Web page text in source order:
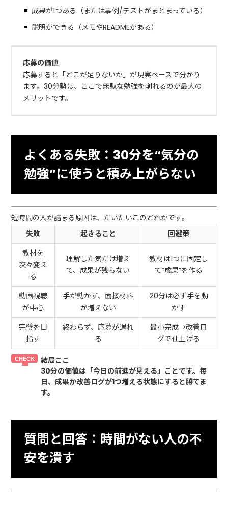
成果が1つある（または事例/テストがまとまっている）
説明ができる（メモやREADMEがある）
応募の価値
応募すると「どこが足りないか」が現実ベースで分かり
ます。30分勢は、ここで無駄な勉強を削れるのが最大の
メリットです。
よくある失敗：30分を“気分の
勉強”に使うと積み上がらない
短時間の人が詰まる原因は、だいたいこのどれかです。
失敗
起きること
回避策
教材を
次々変え
る
理解した気だけ増え
て、成果が残らない
教材は1つに固定し
て“成果”を作る
動画視聴
が中心
手が動かず、面接材料
が増えない
20分は必ず手を動
かす
完璧を目
指す
終わらず、応募が遅れ
る
最小完成→改善ロ
グで仕上げる
結局ここ
30分の価値は「今日の前進が見える」ことです。毎
日、成果か改善ログが1つ増える状態にすると勝てま
す。
質問と回答：時間がない人の不
安を潰す